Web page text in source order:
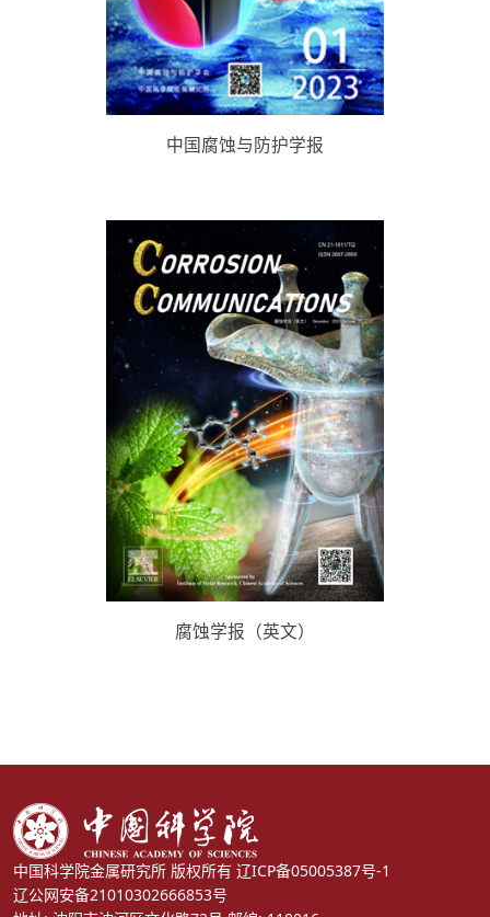
中国腐蚀与防护学报
腐蚀学报（英文）
中国科学院金属研究所 版权所有 辽ICP备05005387号-1
辽公网安备21010302666853号